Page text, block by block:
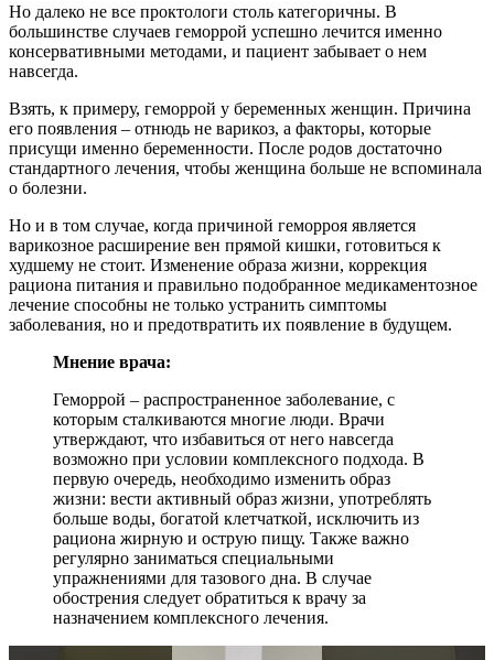
Но далеко не все проктологи столь категоричны. В
большинстве случаев геморрой успешно лечится именно
консервативными методами, и пациент забывает о нем
навсегда.
Взять, к примеру, геморрой у беременных женщин. Причина
его появления – отнюдь не варикоз, а факторы, которые
присущи именно беременности. После родов достаточно
стандартного лечения, чтобы женщина больше не вспоминала
о болезни.
Но и в том случае, когда причиной геморроя является
варикозное расширение вен прямой кишки, готовиться к
худшему не стоит. Изменение образа жизни, коррекция
рациона питания и правильно подобранное медикаментозное
лечение способны не только устранить симптомы
заболевания, но и предотвратить их появление в будущем.
Мнение врача:
Геморрой – распространенное заболевание, с
которым сталкиваются многие люди. Врачи
утверждают, что избавиться от него навсегда
возможно при условии комплексного подхода. В
первую очередь, необходимо изменить образ
жизни: вести активный образ жизни, употреблять
больше воды, богатой клетчаткой, исключить из
рациона жирную и острую пищу. Также важно
регулярно заниматься специальными
упражнениями для тазового дна. В случае
обострения следует обратиться к врачу за
назначением комплексного лечения.